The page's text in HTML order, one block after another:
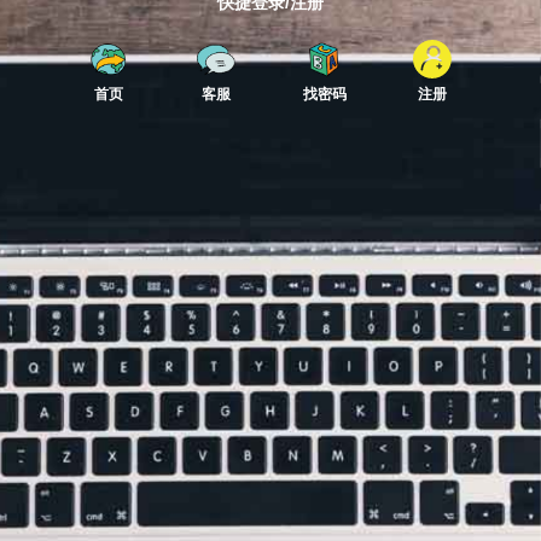
首页 客服 找密码 注册